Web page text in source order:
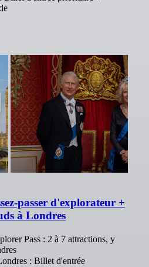
passer d'explorateur +
à Londres
Pass : 2 à 7 attractions, y
: Billet d'entrée